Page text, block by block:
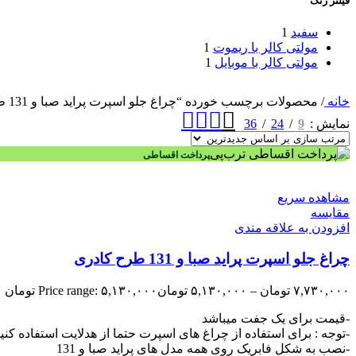
سفید 1
مولتی کالر با ریموت 1
مولتی کالر با موبایل 1
خانه/ محصولات برچسب خورده “چراغ جلو اسپرت پراید صبا و 131 طرح کادری”
نمایش
9
24
36
پرداخت اقساطی
مشاهده سریع
مقایسه
افزودن به علاقه مندی
چراغ جلو اسپرت پراید صبا و 131 طرح کادری
۷,۷۳۰,۰۰۰ تومان – ۵,۱۳۰,۰۰۰ تومان Price range: ۵,۱۳۰,۰۰۰ تومان through ۷,۷۳۰,۰۰۰ تومان
-قیمت برای یک جفت میباشد
-توجه : برای استفاده از چراغ های اسپرت حتما از هدلایت استفاده
-نصب به شکل فابریک روی همه مدل های پراید صبا و 131